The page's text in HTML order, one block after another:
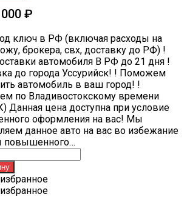
₽
ключ в РФ (включая расходы на
брокера, свх, доставку до РФ) !
автомобиля В РФ до 21 дня !
до города Уссурийск! ! Поможем
автомобиль в ваш город! !
по Владивостокскому времени
Данная цена доступна при условие
оформления на вас! Мы
данное авто на вас во избежание
повышенного…